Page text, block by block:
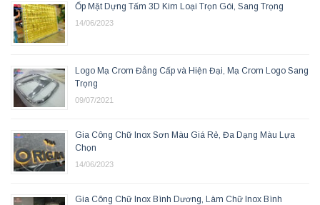
Ốp Mặt Dựng Tấm 3D Kim Loại Trọn Gói, Sang Trọng
14/06/2023
Logo Mạ Crom Đẳng Cấp và Hiện Đại, Mạ Crom Logo Sang
Trọng
09/07/2021
Gia Công Chữ Inox Sơn Màu Giá Rẻ, Đa Dạng Màu Lựa
Chọn
14/06/2023
Gia Công Chữ Inox Bình Dương, Làm Chữ Inox Bình